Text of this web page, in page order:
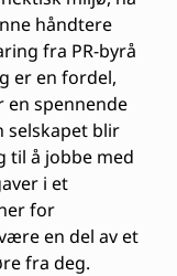
håndtere
fra PR-byrå
er en fordel,
en spennende
selskapet blir
til å jobbe med
i et
for
en del av et
fra deg.